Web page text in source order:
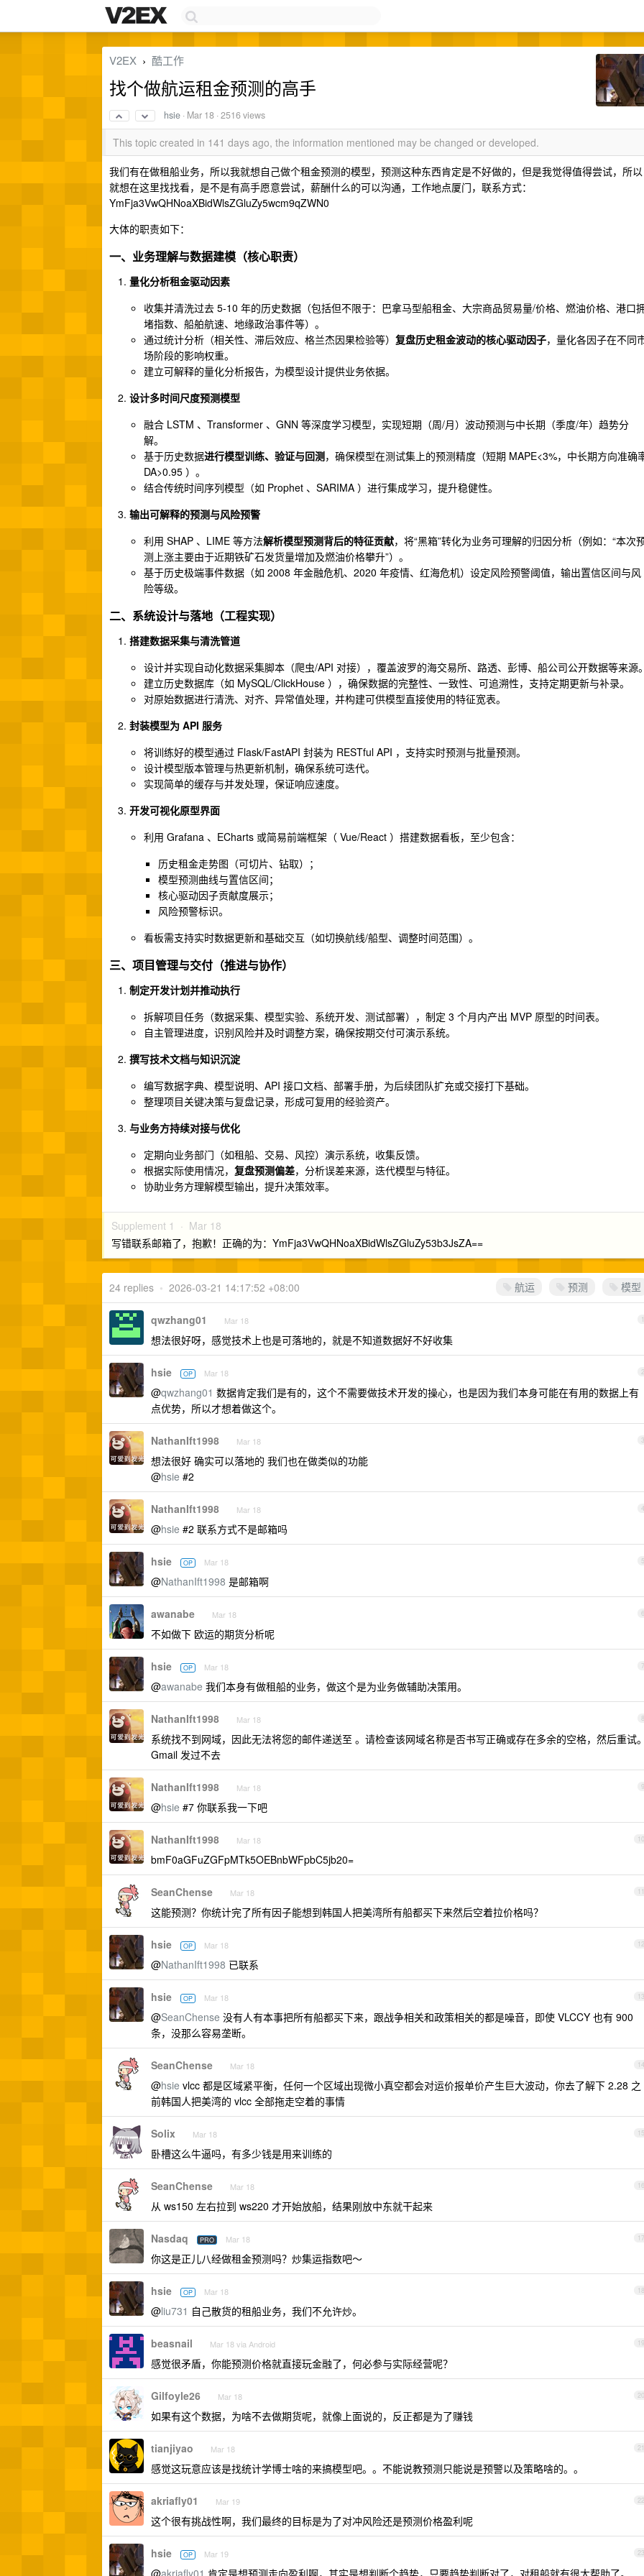
V2EX › 酷工作
找个做航运租金预测的高手
hsie · Mar 18 · 2516 views
This topic created in 141 days ago, the information mentioned may be changed or developed.
我们有在做租船业务，所以我就想自己做个租金预测的模型，预测这种东西肯定是不好做的，但是我觉得值得尝试，所以
就想在这里找找看，是不是有高手愿意尝试，薪酬什么的可以沟通，工作地点厦门，联系方式：
YmFja3VwQHNoaXBidWlsZGluZy5wcm9qZWN0
大体的职责如下：
一、业务理解与数据建模（核心职责）
量化分析租金驱动因素
收集并清洗过去 5-10 年的历史数据（包括但不限于：巴拿马型船租金、大宗商品贸易量/价格、燃油价格、港口
堵指数、船舶航速、地缘政治事件等）。
通过统计分析（相关性、滞后效应、格兰杰因果检验等） 复盘历史租金波动的核心驱动因子，量化各因子在不同
场阶段的影响权重。
建立可解释的量化分析报告，为模型设计提供业务依据。
设计多时间尺度预测模型
融合 LSTM 、Transformer 、GNN 等深度学习模型，实现短期（周/月）波动预测与中长期（季度/年）趋势分
解。
基于历史数据进行模型训练、验证与回测，确保模型在测试集上的预测精度（短期 MAPE<3%，中长期方向准确
DA>0.95 ）。
结合传统时间序列模型（如 Prophet 、SARIMA ）进行集成学习，提升稳健性。
输出可解释的预测与风险预警
利用 SHAP 、LIME 等方法解析模型预测背后的特征贡献，将“黑箱”转化为业务可理解的归因分析（例如：“本次
测上涨主要由于近期铁矿石发货量增加及燃油价格攀升”）。
基于历史极端事件数据（如 2008 年金融危机、2020 年疫情、红海危机）设定风险预警阈值，输出置信区间与风
险等级。
二、系统设计与落地（工程实现）
搭建数据采集与清洗管道
设计并实现自动化数据采集脚本（爬虫/API 对接），覆盖波罗的海交易所、路透、彭博、船公司公开数据等来源
建立历史数据库（如 MySQL/ClickHouse ），确保数据的完整性、一致性、可追溯性，支持定期更新与补录。
对原始数据进行清洗、对齐、异常值处理，并构建可供模型直接使用的特征宽表。
封装模型为 API 服务
将训练好的模型通过 Flask/FastAPI 封装为 RESTful API ，支持实时预测与批量预测。
设计模型版本管理与热更新机制，确保系统可迭代。
实现简单的缓存与并发处理，保证响应速度。
开发可视化原型界面
利用 Grafana 、ECharts 或简易前端框架（ Vue/React ）搭建数据看板，至少包含：
历史租金走势图（可切片、钻取）；
模型预测曲线与置信区间；
核心驱动因子贡献度展示；
风险预警标识。
看板需支持实时数据更新和基础交互（如切换航线/船型、调整时间范围）。
三、项目管理与交付（推进与协作）
制定开发计划并推动执行
拆解项目任务（数据采集、模型实验、系统开发、测试部署），制定 3 个月内产出 MVP 原型的时间表。
自主管理进度，识别风险并及时调整方案，确保按期交付可演示系统。
撰写技术文档与知识沉淀
编写数据字典、模型说明、API 接口文档、部署手册，为后续团队扩充或交接打下基础。
整理项目关键决策与复盘记录，形成可复用的经验资产。
与业务方持续对接与优化
定期向业务部门（如租船、交易、风控）演示系统，收集反馈。
根据实际使用情况， 复盘预测偏差，分析误差来源，迭代模型与特征。
协助业务方理解模型输出，提升决策效率。
Supplement 1 · Mar 18
写错联系邮箱了，抱歉！正确的为：YmFja3VwQHNoaXBidWlsZGluZy53b3JsZA==
航运 预测 模型
24 replies • 2026-03-21 14:17:52 +08:00
1
qwzhang01 Mar 18
想法很好呀，感觉技术上也是可落地的，就是不知道数据好不好收集
2
hsie OP Mar 18
@qwzhang01 数据肯定我们是有的，这个不需要做技术开发的操心，也是因为我们本身可能在有用的数据上有
点优势，所以才想着做这个。
3
NathanIft1998 Mar 18
想法很好 确实可以落地的 我们也在做类似的功能
@hsie #2
4
NathanIft1998 Mar 18
@hsie #2 联系方式不是邮箱吗
5
hsie OP Mar 18
@NathanIft1998 是邮箱啊
6
awanabe Mar 18
不如做下 欧运的期货分析呢
7
hsie OP Mar 18
@awanabe 我们本身有做租船的业务，做这个是为业务做辅助决策用。
8
NathanIft1998 Mar 18
系统找不到网域，因此无法将您的邮件递送至 。请检查该网域名称是否书写正确或存在多余的空格，然后重试
Gmail 发过不去
9
NathanIft1998 Mar 18
@hsie #7 你联系我一下吧
10
NathanIft1998 Mar 18
bmF0aGFuZGFpMTk5OEBnbWFpbC5jb20=
11
SeanChense Mar 18
这能预测？你统计完了所有因子能想到韩国人把美湾所有船都买下来然后空着拉价格吗？
12
hsie OP Mar 18
@NathanIft1998 已联系
13
hsie OP Mar 18
@SeanChense 没有人有本事把所有船都买下来，跟战争相关和政策相关的都是噪音，即使 VLCCY 也有 900
条，没那么容易垄断。
14
SeanChense Mar 18
@hsie vlcc 都是区域紧平衡，任何一个区域出现微小真空都会对运价报单价产生巨大波动，你去了解下 2.28 之
前韩国人把美湾的 vlcc 全部拖走空着的事情
15
Solix Mar 18
卧槽这么牛逼吗，有多少钱是用来训练的
16
SeanChense Mar 18
从 ws150 左右拉到 ws220 才开始放船，结果刚放中东就干起来
17
Nasdaq PRO Mar 18
你这是正儿八经做租金预测吗？炒集运指数吧～
18
hsie OP Mar 18
@liu731 自己散货的租船业务，我们不允许炒。
19
beasnail Mar 18 via Android
感觉很矛盾，你能预测价格就直接玩金融了，何必参与实际经营呢？
20
Gilfoyle26 Mar 18
如果有这个数据，为啥不去做期货呢，就像上面说的，反正都是为了赚钱
21
tianjiyao Mar 18
感觉这玩意应该是找统计学博士啥的来搞模型吧。。不能说教预测只能说是预警以及策略啥的。。
22
akriafly01 Mar 19
这个很有挑战性啊，我们最终的目标是为了对冲风险还是预测价格盈利呢
23
hsie OP Mar 19
@akriafly01 肯定是想预测走向盈利啊，其实是想判断个趋势，只要趋势判断对了，对租船就有很大帮助了。